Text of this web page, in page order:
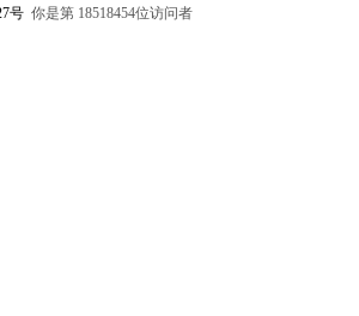
号 你是第 18518454位访问者